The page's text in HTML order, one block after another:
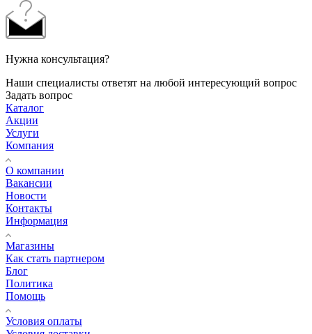
Нужна консультация?
Наши специалисты ответят на любой интересующий вопрос
Задать вопрос
Каталог
Акции
Услуги
Компания
О компании
Вакансии
Новости
Контакты
Информация
Магазины
Как стать партнером
Блог
Политика
Помощь
Условия оплаты